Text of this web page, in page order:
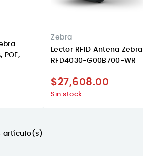
POE,
Zebra
Lector RFID Antena Zebra
RFD4030-G00B700-WR
$27,608.00
Sin stock
artículo(s)